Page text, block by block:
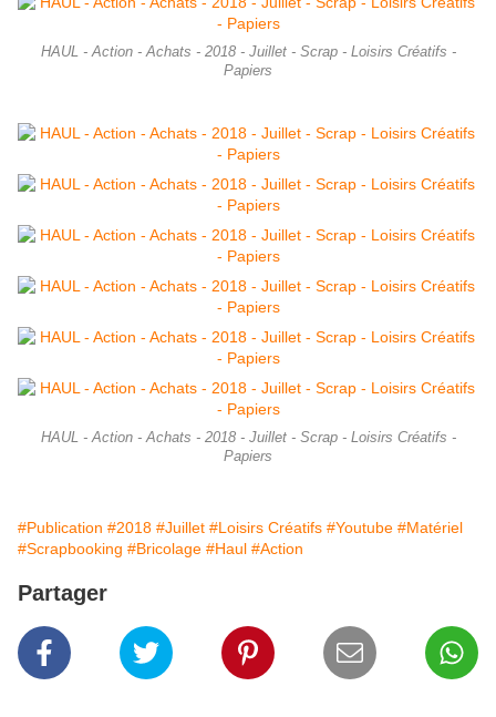
HAUL - Action - Achats - 2018 - Juillet - Scrap - Loisirs Créatifs -
Papiers
HAUL - Action - Achats - 2018 - Juillet - Scrap - Loisirs Créatifs -
Papiers
#Publication #2018 #Juillet #Loisirs Créatifs #Youtube #Matériel
#Scrapbooking #Bricolage #Haul #Action
Partager